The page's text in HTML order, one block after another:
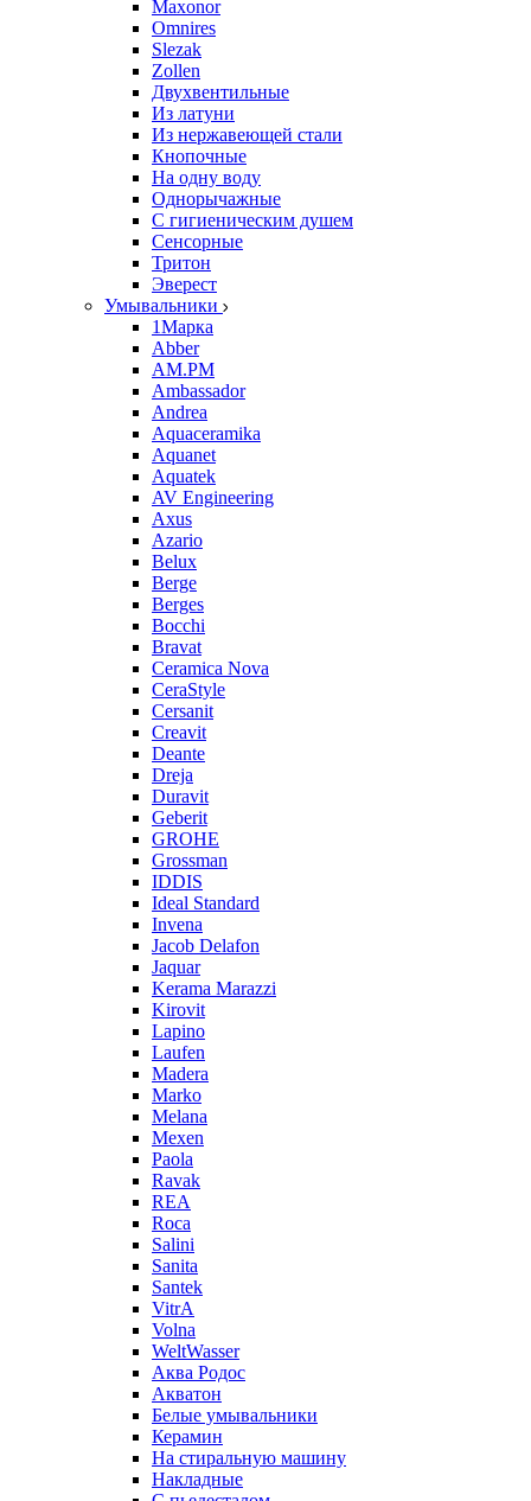
Maxonor
Omnires
Slezak
Zollen
Двухвентильные
Из латуни
Из нержавеющей стали
Кнопочные
На одну воду
Однорычажные
С гигиеническим душем
Сенсорные
Тритон
Эверест
Умывальники
1Марка
Abber
AM.PM
Ambassador
Andrea
Aquaceramika
Aquanet
Aquatek
AV Engineering
Axus
Azario
Belux
Berge
Berges
Bocchi
Bravat
Ceramica Nova
CeraStyle
Cersanit
Creavit
Deante
Dreja
Duravit
Geberit
GROHE
Grossman
IDDIS
Ideal Standard
Invena
Jacob Delafon
Jaquar
Kerama Marazzi
Kirovit
Lapino
Laufen
Madera
Marko
Melana
Mexen
Paola
Ravak
REA
Roca
Salini
Sanita
Santek
VitrA
Volna
WeltWasser
Аква Родос
Акватон
Белые умывальники
Керамин
На стиральную машину
Накладные